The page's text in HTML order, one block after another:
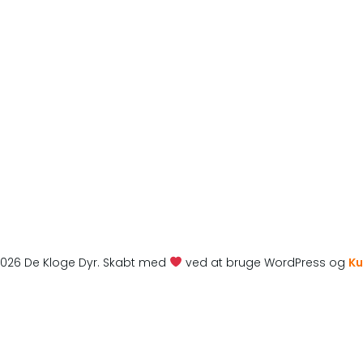
De Kloge Dyr. Skabt med ved at bruge WordPress og